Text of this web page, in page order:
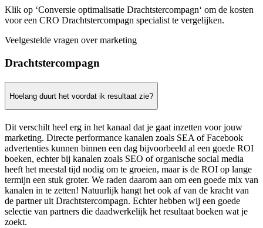
Klik op ‘Conversie optimalisatie Drachtstercompagn‘ om de kosten
voor een CRO Drachtstercompagn specialist te vergelijken.
Veelgestelde vragen over marketing
Drachtstercompagn
Hoelang duurt het voordat ik resultaat zie?
Dit verschilt heel erg in het kanaal dat je gaat inzetten voor jouw
marketing. Directe performance kanalen zoals SEA of Facebook
advertenties kunnen binnen een dag bijvoorbeeld al een goede ROI
boeken, echter bij kanalen zoals SEO of organische social media
heeft het meestal tijd nodig om te groeien, maar is de ROI op lange
termijn een stuk groter. We raden daarom aan om een goede mix van
kanalen in te zetten! Natuurlijk hangt het ook af van de kracht van
de partner uit Drachtstercompagn. Echter hebben wij een goede
selectie van partners die daadwerkelijk het resultaat boeken wat je
zoekt.